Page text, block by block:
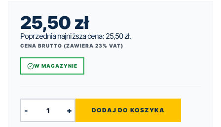
25,50 zł
Poprzednia najniższa cena: 25,50zł.
CENA BRUTTO (ZAWIERA 23% VAT)
W MAGAZYNIE
- + DODAJ DO KOSZYKA